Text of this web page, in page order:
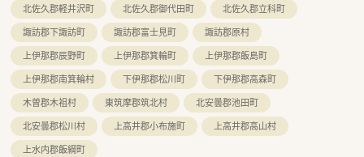
北佐久郡軽井沢町
北佐久郡御代田町
北佐久郡立科町
諏訪郡下諏訪町
諏訪郡富士見町
諏訪郡原村
上伊那郡辰野町
上伊那郡箕輪町
上伊那郡飯島町
上伊那郡南箕輪村
下伊那郡松川町
下伊那郡高森町
木曽郡木祖村
東筑摩郡筑北村
北安曇郡池田町
北安曇郡松川村
上高井郡小布施町
上高井郡高山村
上水内郡飯綱町